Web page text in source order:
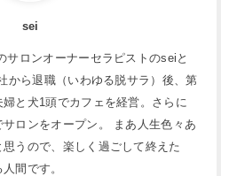
sei
サロンオーナーセラピストのseiと
から退職（いわゆる脱サラ）後、第
と犬1頭でカフェを経営。さらに
ロンをオープン。 まあ人生色々あ
うので、楽しく過ごして終えた
間です。